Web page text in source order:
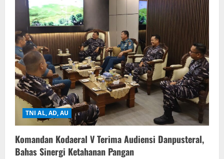
TNI AL, AD, AU
Komandan Kodaeral V Terima Audiensi Danpusteral,
Bahas Sinergi Ketahanan Pangan